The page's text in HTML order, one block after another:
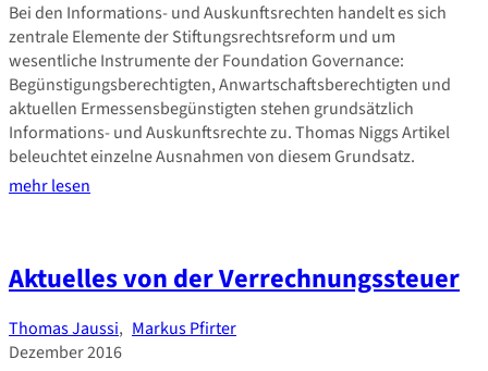
Bei den Informations- und Auskunftsrechten handelt es sich
zentrale Elemente der Stiftungsrechtsreform und um
wesentliche Instrumente der Foundation Governance:
Begünstigungsberechtigten, Anwartschaftsberechtigten und
aktuellen Ermessensbegünstigten stehen grundsätzlich
Informations- und Auskunftsrechte zu. Thomas Niggs Artikel
beleuchtet einzelne Ausnahmen von diesem Grundsatz.
mehr lesen
Aktuelles von der Verrechnungssteuer
Thomas Jaussi, Markus Pfirter
Dezember 2016